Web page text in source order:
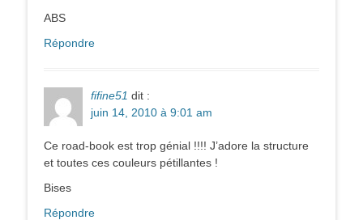
ABS
Répondre
fifine51 dit :
juin 14, 2010 à 9:01 am
Ce road-book est trop génial !!!! J’adore la structure
et toutes ces couleurs pétillantes !
Bises
Répondre